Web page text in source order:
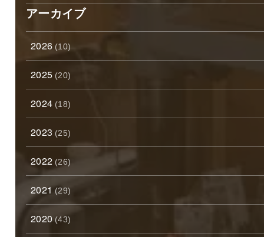
アーカイブ
2026 (10)
2025 (20)
2024 (18)
2023 (25)
2022 (26)
2021 (29)
2020 (43)